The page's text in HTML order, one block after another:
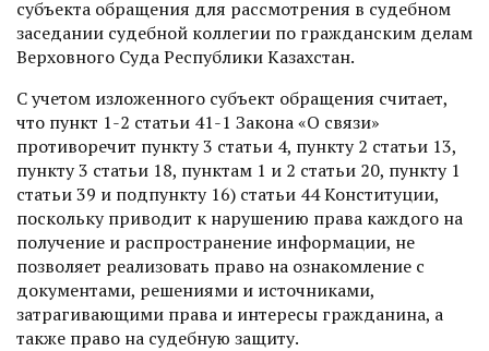
субъекта обращения для рассмотрения в судебном
заседании судебной коллегии по гражданским делам
Верховного Суда Республики Казахстан.
С учетом изложенного субъект обращения считает,
что пункт 1-2 статьи 41-1 Закона «О связи»
противоречит пункту 3 статьи 4, пункту 2 статьи 13,
пункту 3 статьи 18, пунктам 1 и 2 статьи 20, пункту 1
статьи 39 и подпункту 16) статьи 44 Конституции,
поскольку приводит к нарушению права каждого на
получение и распространение информации, не
позволяет реализовать право на ознакомление с
документами, решениями и источниками,
затрагивающими права и интересы гражданина, а
также право на судебную защиту.